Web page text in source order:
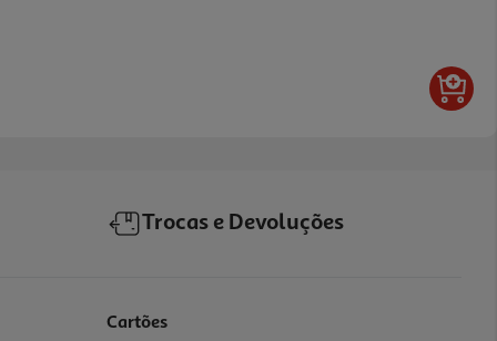
Trocas e Devoluções
Cartões